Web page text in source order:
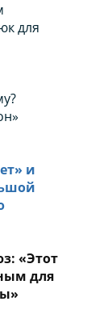
для
и
«Этот
для